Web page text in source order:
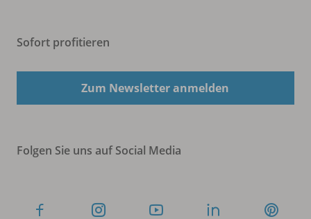
Sofort profitieren
Zum Newsletter anmelden
Folgen Sie uns auf Social Media